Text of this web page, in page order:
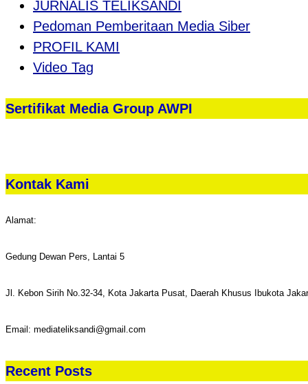
JURNALIS TELIKSANDI
Pedoman Pemberitaan Media Siber
PROFIL KAMI
Video Tag
Sertifikat Media Group AWPI
Kontak Kami
Alamat:
Gedung Dewan Pers, Lantai 5
Jl. Kebon Sirih No.32-34, Kota Jakarta Pusat, Daerah Khusus Ibukota
Email: mediateliksandi@gmail.com
Recent Posts